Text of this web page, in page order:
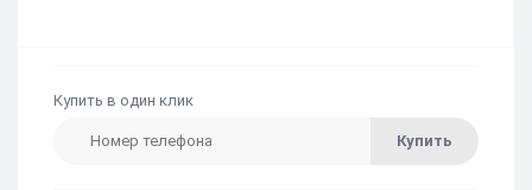
Купить в один клик
Купить